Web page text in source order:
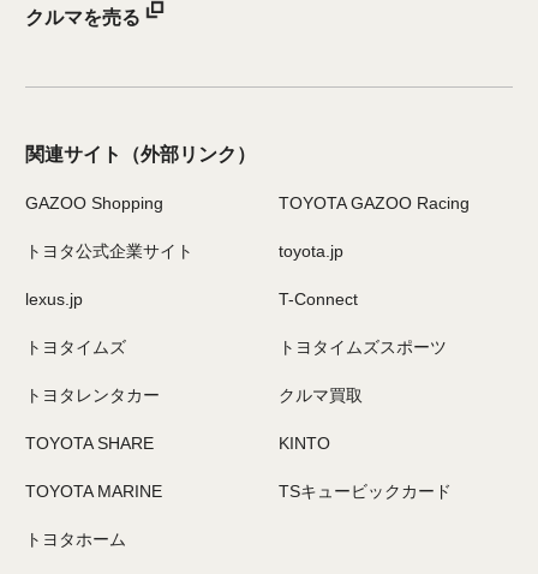
クルマを売る
関連サイト （外部リンク）
GAZOO Shopping TOYOTA GAZOO Racing
トヨタ公式企業サイト toyota.jp
lexus.jp T-Connect
トヨタイムズ トヨタイムズスポーツ
トヨタレンタカー クルマ買取
TOYOTA SHARE KINTO
TOYOTA MARINE TSキュービックカード
トヨタホーム